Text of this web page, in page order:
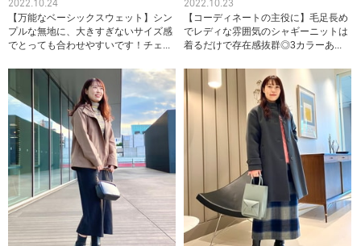
2022.10.24
【万能なベーシックスウェット】シン
プルな無地に、大きすぎないサイズ感
でとっても合わせやすいです！チェ...
2022.10.23
【コーディネートの主役に】毛足長め
でレディな雰囲気のシャギーニットは
着るだけで存在感抜群◎3カラーあ...